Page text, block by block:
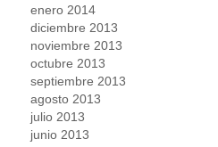
enero 2014
diciembre 2013
noviembre 2013
octubre 2013
septiembre 2013
agosto 2013
julio 2013
junio 2013